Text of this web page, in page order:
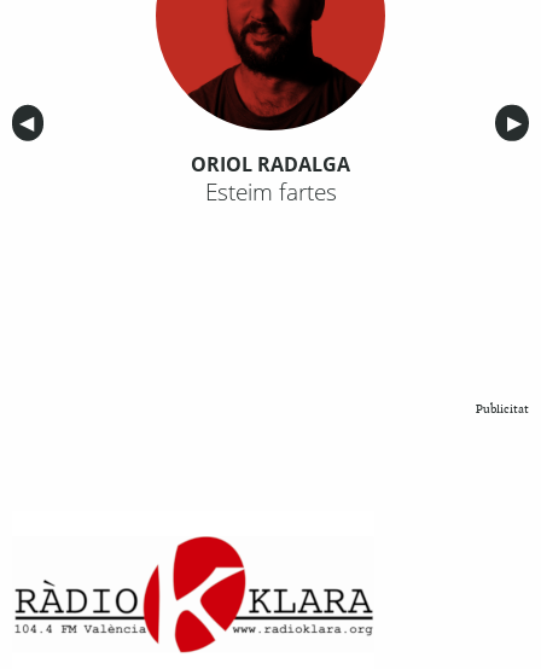
Anterior
◀︎ ▶︎
ORIOL RADALGA
Esteim fartes
Publicitat